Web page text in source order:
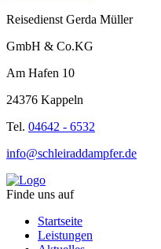
Reisedienst Gerda Müller
GmbH & Co.KG
Am Hafen 10
24376 Kappeln
Tel. 04642 - 6532
info@schleiraddampfer.de
Finde uns auf
Startseite
Leistungen